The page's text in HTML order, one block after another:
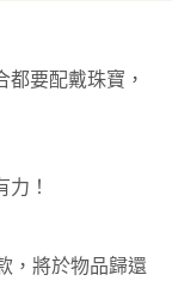
要配戴珠寶，
！
，將於物品歸還